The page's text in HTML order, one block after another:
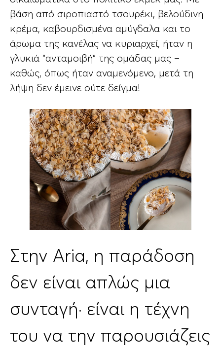
βάση από σιροπιαστό τσουρέκι, βελούδινη
κρέμα, καβουρδισμένα αμύγδαλα και το
άρωμα της κανέλας να κυριαρχεί, ήταν η
γλυκιά “ανταμοιβή” της ομάδας μας –
καθώς, όπως ήταν αναμενόμενο, μετά τη
λήψη δεν έμεινε ούτε δείγμα!
Στην Aria, η παράδοση
δεν είναι απλώς μια
συνταγή· είναι η τέχνη
του να την παρουσιάζεις